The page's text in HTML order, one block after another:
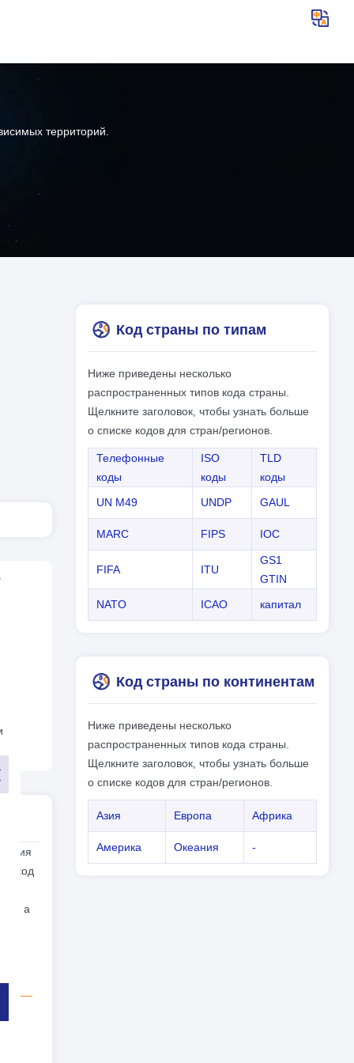
территорий.
(код
а
Код страны по типам
Ниже приведены несколько
распространенных типов кода страны.
Щелкните заголовок, чтобы узнать больше
о списке кодов для стран/регионов.
Телефонные
коды
ISO
коды
TLD
коды
UN M49
UNDP GAUL
MARC FIPS IOC
FIFA ITU
GS1
GTIN
NATO
ICAO капитал
Код страны по континентам
Ниже приведены несколько
распространенных типов кода страны.
Щелкните заголовок, чтобы узнать больше
о списке кодов для стран/регионов.
Азия Европа Африка
Америка Океания -